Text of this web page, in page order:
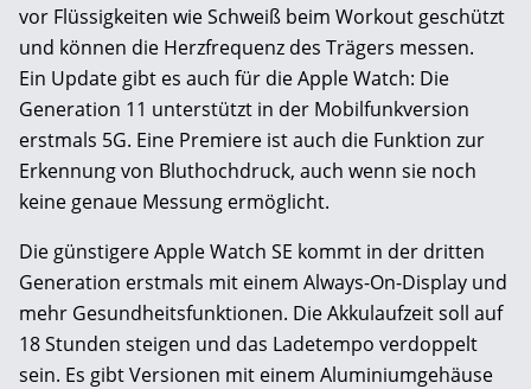
vor Flüssigkeiten wie Schweiß beim Workout geschützt
und können die Herzfrequenz des Trägers messen.
Ein Update gibt es auch für die Apple Watch: Die
Generation 11 unterstützt in der Mobilfunkversion
erstmals 5G. Eine Premiere ist auch die Funktion zur
Erkennung von Bluthochdruck, auch wenn sie noch
keine genaue Messung ermöglicht.
Die günstigere Apple Watch SE kommt in der dritten
Generation erstmals mit einem Always-On-Display und
mehr Gesundheitsfunktionen. Die Akkulaufzeit soll auf
18 Stunden steigen und das Ladetempo verdoppelt
sein. Es gibt Versionen mit einem Aluminiumgehäuse